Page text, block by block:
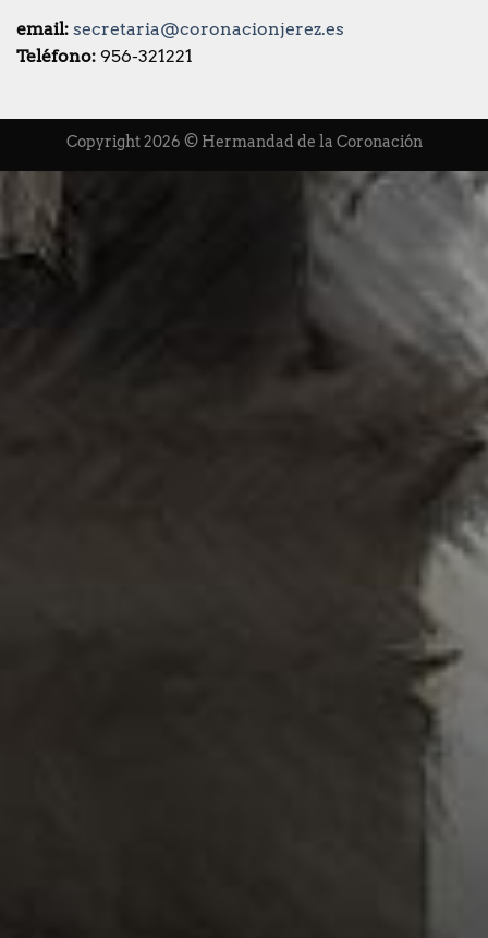
email: secretaria@coronacionjerez.es
Teléfono: 956-321221
Copyright 2026 © Hermandad de la Coronación